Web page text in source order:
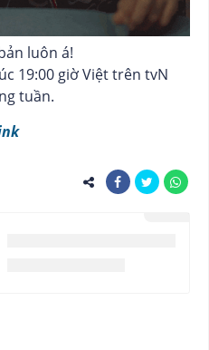
luôn á!
19:00 giờ Việt trên tvN
tuần.